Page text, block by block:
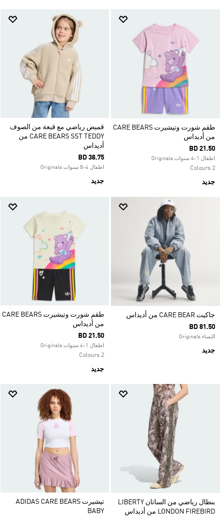
طقم شورت وتيشيرت CARE BEARS
من أديداس
BD 21.50
اطفال 1-4 سنوات Originals
2 Colours
جديد
قميص رياضي مع قبعة من الصوف
CARE BEARS SST TEDDY من
أديداس
BD 38.75
اطفال 4-8 سنوات Originals
جديد
جاكيت CARE BEAR من أديداس
BD 81.50
النساء Originals
جديد
طقم شورت وتيشيرت CARE BEARS
من أديداس
BD 21.50
اطفال 1-4 سنوات Originals
2 Colours
جديد
بنطال رياضي من الساتان LIBERTY
LONDON FIREBIRD من أديداس
تيشيرت ADIDAS CARE BEARS
BABY